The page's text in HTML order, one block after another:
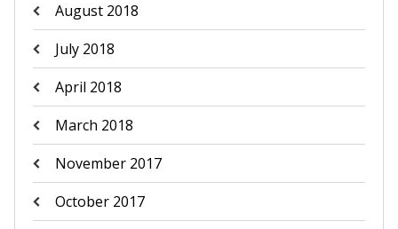
August 2018
July 2018
April 2018
March 2018
November 2017
October 2017